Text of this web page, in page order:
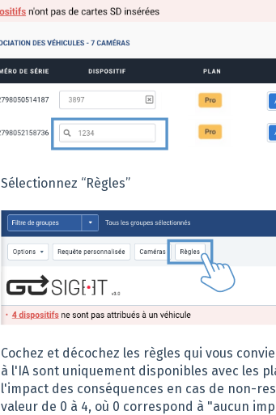
Sélectionnez “Règles”
Cochez et décochez les règles qui vous
à l'IA sont uniquement disponibles avec les
l'impact des conséquences en cas de non-
valeur de 0 à 4, où 0 correspond à "aucun